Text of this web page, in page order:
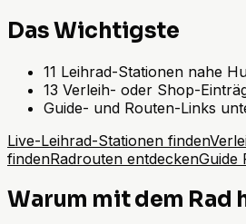
Das Wichtigste
11 Leihrad-Stationen nahe
13 Verleih- oder Shop-
Guide- und Routen-Links
Live-Leihrad-Stationen finden
findenRadrouten entdeckenGuide
Warum mit dem Rad